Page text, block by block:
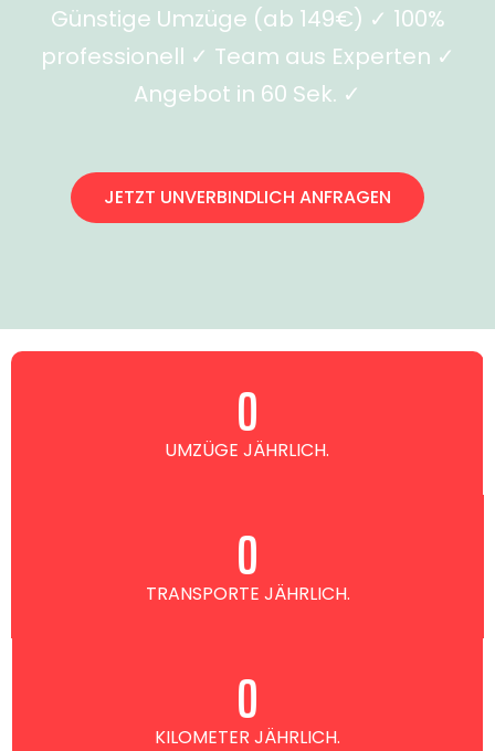
Günstige Umzüge (ab 149€) ✓ 100%
professionell ✓ Team aus Experten ✓
Angebot in 60 Sek. ✓
JETZT UNVERBINDLICH ANFRAGEN
UMZÜGE JÄHRLICH.
0
TRANSPORTE JÄHRLICH.
0
KILOMETER JÄHRLICH.
0